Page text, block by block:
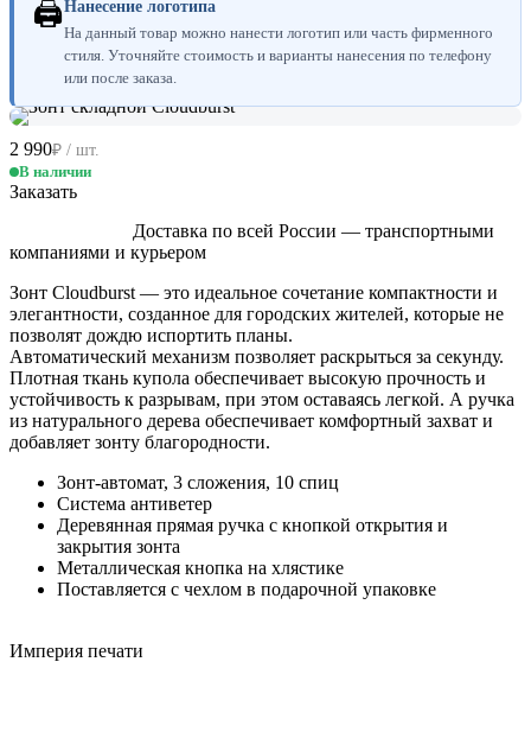
🖨Нанесение логотипа
На данный товар можно нанести логотип или часть фирменного
стиля. Уточняйте стоимость и варианты нанесения по телефону
или после заказа.
2 990₽ / шт.
В наличии
Заказать
Доставка по всей России — транспортными
компаниями и курьером
Зонт Cloudburst — это идеальное сочетание компактности и
элегантности, созданное для городских жителей, которые не
позволят дождю испортить планы.
Автоматический механизм позволяет раскрыться за секунду.
Плотная ткань купола обеспечивает высокую прочность и
устойчивость к разрывам, при этом оставаясь легкой. А ручка
из натурального дерева обеспечивает комфортный захват и
добавляет зонту благородности.
Зонт-автомат, 3 сложения, 10 спиц
Система антиветер
Деревянная прямая ручка с кнопкой открытия и
закрытия зонта
Металлическая кнопка на хлястике
Поставляется с чехлом в подарочной упаковке
Империя печати